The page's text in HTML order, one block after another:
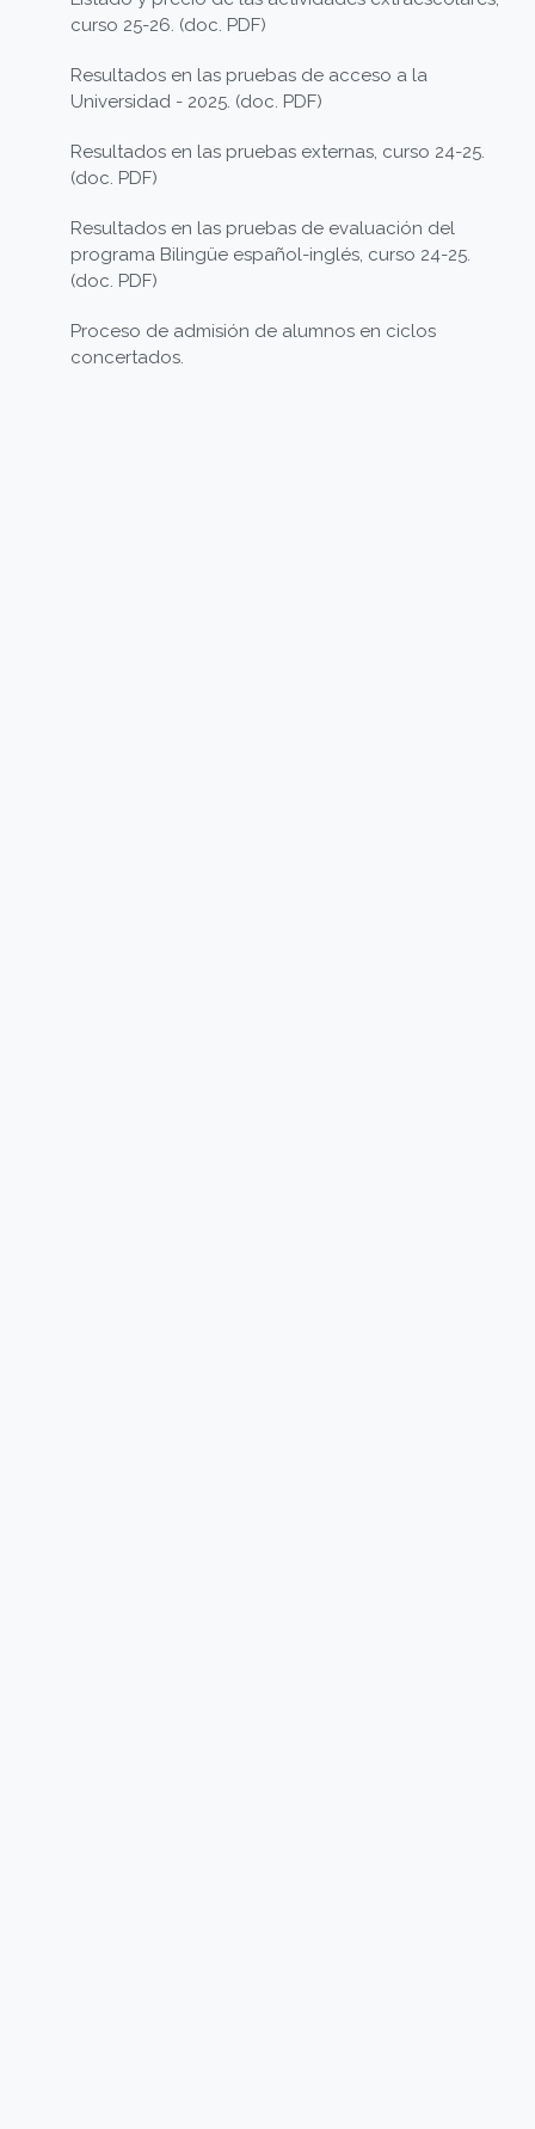
curso 25-26. (doc. PDF)
Resultados en las pruebas de acceso a la
Universidad - 2025. (doc. PDF)
Resultados en las pruebas externas, curso 24-25.
(doc. PDF)
Resultados en las pruebas de evaluación del
programa Bilingüe español-inglés, curso 24-25.
(doc. PDF)
Proceso de admisión de alumnos en ciclos
concertados.